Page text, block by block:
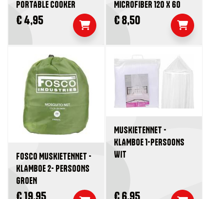
PORTABLE COOKER
€ 4,95
MICROFIBER 120 X 60
€ 8,50
FOSCO MUSKIETENNET -
KLAMBOE 2- PERSOONS
GROEN
€ 19,95
MUSKIETENNET -
KLAMBOE 1-PERSOONS
WIT
€ 6,95